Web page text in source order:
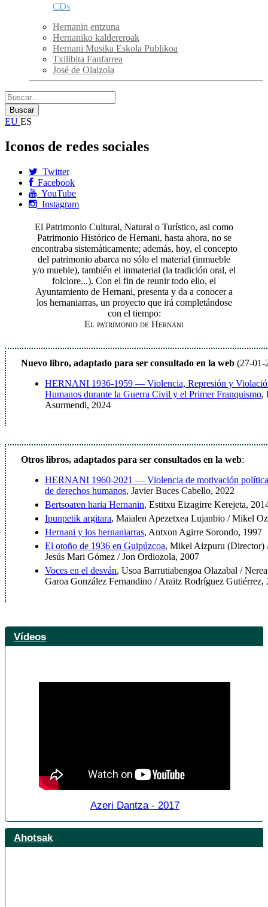
CDs
Hernanin entzuna
Hernaniko kaldereroak
Hernani Musika Eskola Publikoa
Txilibita Fanfarrea
José de Olaizola
EU ES
Iconos de redes sociales
Twitter
Facebook
YouTube
Instagram
El Patrimonio Cultural, Natural o Turístico, asi como
Patrimonio Histórico de Hernani, hasta ahora, no se
encontraba sistemáticamente; además, hoy, el concepto
del patrimonio abarca no sólo el material (inmueble
y/o mueble), también el inmaterial (la tradición oral, el
folclore...). Con el fin de reunir todo ello, el
Ayuntamiento de Hernani, presenta y da a conocer a
los hernaniarras, un proyecto que irá completándose
con el tiempo:
El patrimonio de Hernani
Nuevo libro, adaptado para ser consultado en la web (27-01-
HERNANI 1936-1959 — Violencia, Represión y
Humanos durante la Guerra Civil y el Primer Franquismo,
Asurmendi, 2024
Otros libros, adaptados para ser consultados en la web:
HERNANI 1960-2021 — Violencia de motivación
de derechos humanos, Javier Buces Cabello, 2022
Bertsoaren haria Hernanin, Estitxu Eizagirre Kerejeta,
Ipunpetik argitara, Maialen Apezetxea Lujanbio / Mikel
Hernani y los hernaniarras, Antxon Agirre Sorondo, 1997
El otoño de 1936 en Guipúzcoa, Mikel Aizpuru (Director)
Jesús Mari Gómez / Jon Ordiozola, 2007
Voces en el desván, Usoa Barrutiabengoa Olazabal /
Garoa González Fernandino / Araitz Rodríguez Gutiérrez,
Vídeos
Azeri Dantza - 2017
Ahotsak